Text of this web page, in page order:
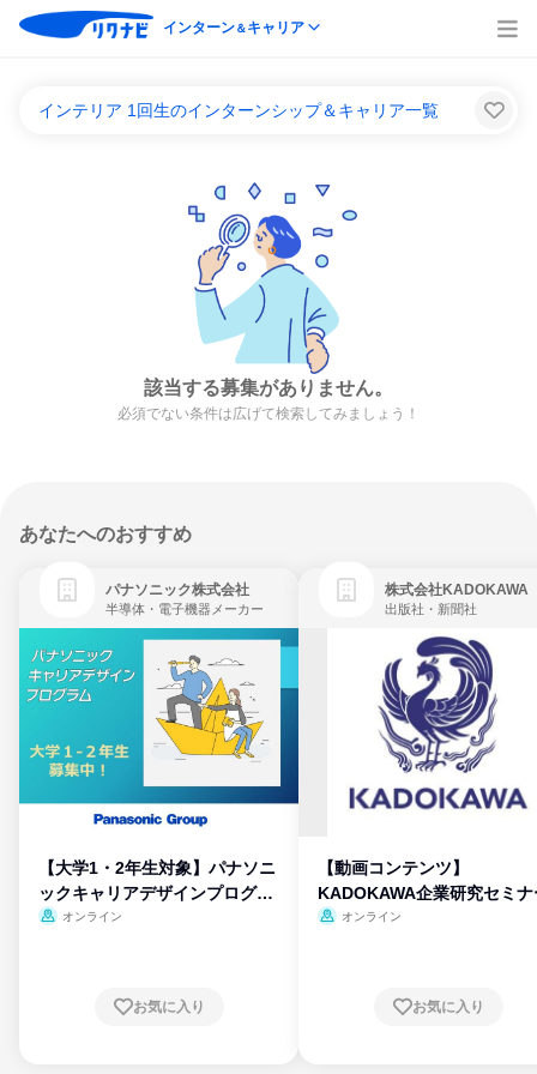
インターン＆キャリア
インテリア 1回生のインターンシップ＆キャリア一覧
該当する募集がありません。
必須でない条件は広げて検索してみましょう！
あなたへのおすすめ
パナソニック株式会社
半導体・電子機器メーカー
【大学1・2年生対象】パナソニ
ックキャリアデザインプログラ
ム
オンライン
お気に入り
株式会社KADOKAWA
出版社・新聞社
【動画コンテンツ】
KADOKAWA企業研究セミナ
オンライン
お気に入り